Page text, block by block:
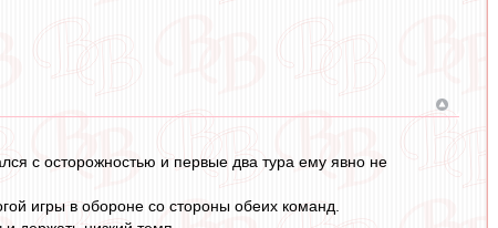
с осторожностью и первые два тура ему явно не
игры в обороне со стороны обеих команд.